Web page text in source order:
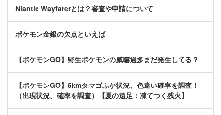
Niantic Wayfarerとは？審査や申請について
ポケモン金銀の欠点といえば
【ポケモンGO】野生ポケモンの威嚇過多まだ発生してる？
【ポケモンGO】5kmタマゴふか状況、色違い確率を調査！
（出現状況、確率を調査）【夏の遠足：凍てつく残火】